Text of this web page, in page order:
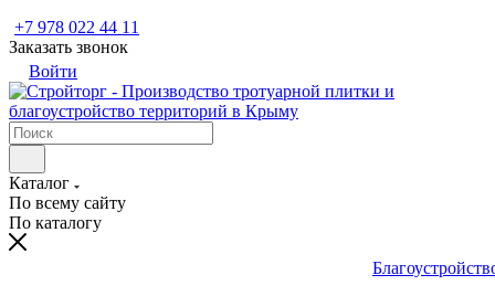
+7 978 022 44 11
Заказать звонок
Войти
Каталог
По всему сайту
По каталогу